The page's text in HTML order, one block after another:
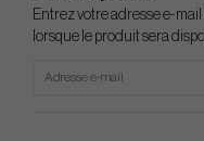
Entrez votre adresse e-
lorsque le produit sera